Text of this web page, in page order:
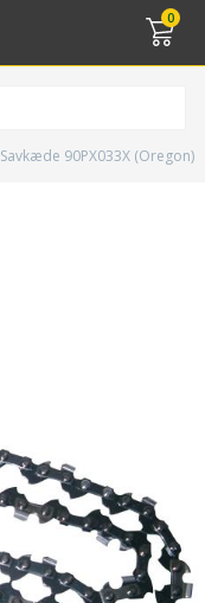
0
Savkæde 90PX033X (Oregon)